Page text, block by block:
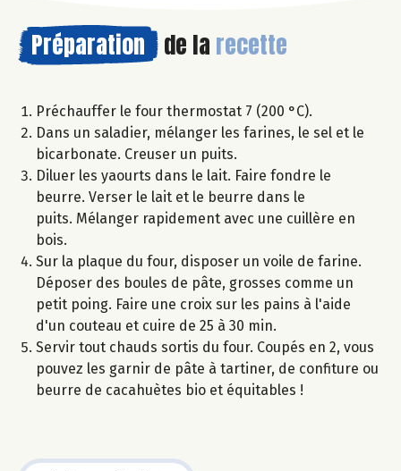
Préparation de la recette
Préchauffer le four thermostat 7 (200 °C).
Dans un saladier, mélanger les farines, le sel et le
bicarbonate. Creuser un puits.
Diluer les yaourts dans le lait. Faire fondre le
beurre. Verser le lait et le beurre dans le
puits. Mélanger rapidement avec une cuillère en
bois.
Sur la plaque du four, disposer un voile de farine.
Déposer des boules de pâte, grosses comme un
petit poing. Faire une croix sur les pains à l'aide
d'un couteau et cuire de 25 à 30 min.
Servir tout chauds sortis du four. Coupés en 2, vous
pouvez les garnir de pâte à tartiner, de confiture ou
beurre de cacahuètes bio et équitables !